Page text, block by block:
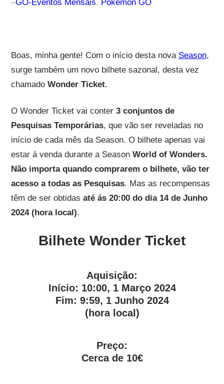
–GO-Eventos Mensais, Pokémon GO
Boas, minha gente! Com o início desta nova Season,
surge também um novo bilhete sazonal, desta vez
chamado Wonder Ticket.
O Wonder Ticket vai conter 3 conjuntos de
Pesquisas Temporárias, que vão ser reveladas no
início de cada mês da Season. O bilhete apenas vai
estar á venda durante a Season World of Wonders.
Não importa quando comprarem o bilhete, vão ter
acesso a todas as Pesquisas. Mas as recompensas
têm de ser obtidas até ás 20:00 do dia 14 de Junho
2024 (hora local).
Bilhete Wonder Ticket
Aquisição:
Início: 10:00, 1 Março 2024
Fim: 9:59, 1 Junho 2024
(hora local)
Preço:
Cerca de 10€